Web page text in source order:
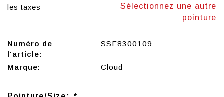
les taxes
Sélectionnez une autre
pointure
Numéro de
l'article:
SSF8300109
Marque: Cloud